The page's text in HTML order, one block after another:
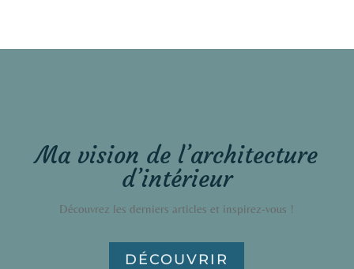
Ma vision de l’architecture
d’intérieur
Découvrez les derniers articles et inspirez-vous !
DÉCOUVRIR